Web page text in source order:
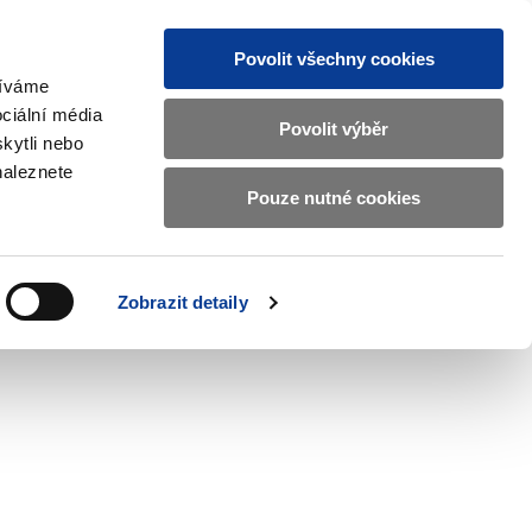
média
nebo
Zobrazit detaily
Povolit všechny cookies
Povolit výběr
Pouze nutné cookies
CZ EN
Základní
informace
o
Ministerstvu
financí
submenu
EU
submenu